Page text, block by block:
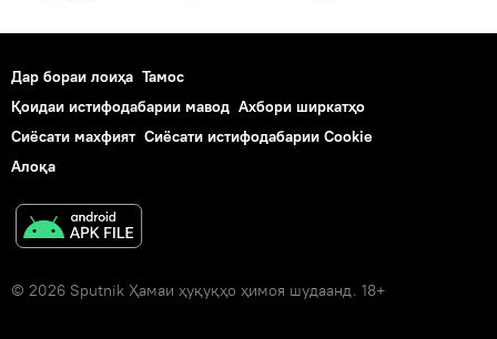
Дар бораи лоиҳа Тамос
Қоидаи истифодабарии мавод Ахбори ширкатҳо
Сиёсати махфият Сиёсати истифодабарии Cookie
Алоқа
© 2026 Sputnik Ҳамаи ҳуқуқҳо ҳимоя шудаанд. 18+